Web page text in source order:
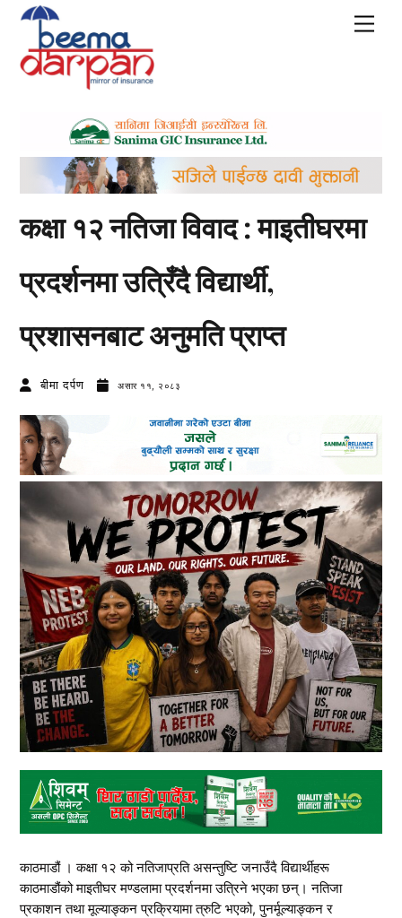
Skip
content
कक्षा १२ नतिजा विवाद : माइतीघरमा
प्रदर्शनमा उत्रिँदै विद्यार्थी,
प्रशासनबाट अनुमति प्राप्त
बीमा दर्पण असार ११, २०८३
काठमाडौं । कक्षा १२ को नतिजाप्रति असन्तुष्टि जनाउँदै विद्यार्थीहरू
काठमाडौंको माइतीघर मण्डलामा प्रदर्शनमा उत्रिने भएका छन्। नतिजा
प्रकाशन तथा मूल्याङ्कन प्रक्रियामा त्रुटि भएको, पुनर्मूल्याङ्कन र